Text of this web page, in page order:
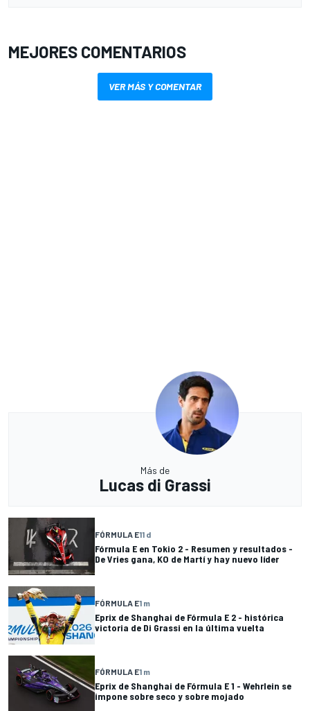
MEJORES COMENTARIOS
VER MÁS Y COMENTAR
Más de
Lucas di Grassi
FÓRMULA E11 d
Fórmula E en Tokio 2 - Resumen y resultados -
De Vries gana, KO de Martí y hay nuevo líder
FÓRMULA E1 m
Eprix de Shanghai de Fórmula E 2 - histórica
victoria de Di Grassi en la última vuelta
FÓRMULA E1 m
Eprix de Shanghai de Fórmula E 1 - Wehrlein se
impone sobre seco y sobre mojado